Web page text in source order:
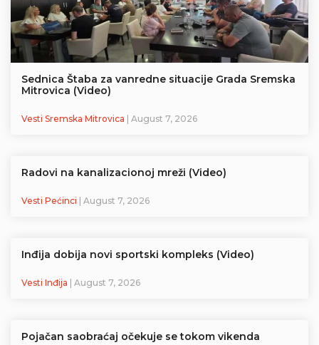
Sednica Štaba za vanredne situacije Grada Sremska
Mitrovica (Video)
Vesti Sremska Mitrovica | August 7, 2026
Radovi na kanalizacionoj mreži (Video)
Vesti Pećinci | August 7, 2026
Inđija dobija novi sportski kompleks (Video)
Vesti Inđija | August 7, 2026
Pojačan saobraćaj očekuje se tokom vikenda